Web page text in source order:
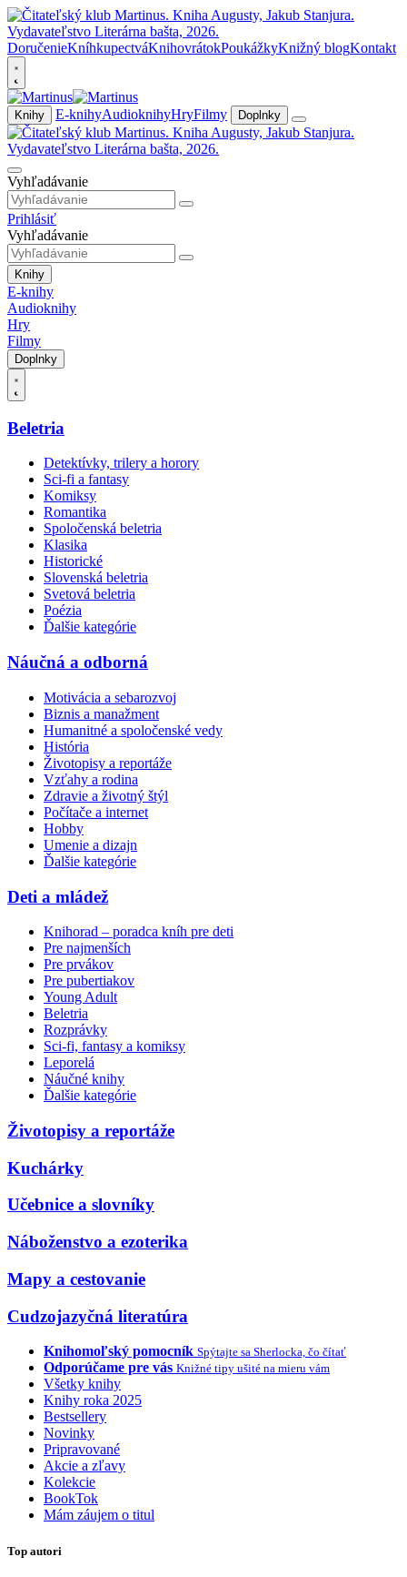
DoručenieKníhkupectváKnihovrátokPoukážkyKnižný blogKontakt
Knihy E-knihyAudioknihyHryFilmy Doplnky
Vyhľadávanie
Prihlásiť
Vyhľadávanie
Knihy
E-knihy
Audioknihy
Hry
Filmy
Doplnky
Beletria
Detektívky, trilery a horory
Sci-fi a fantasy
Komiksy
Romantika
Spoločenská beletria
Klasika
Historické
Slovenská beletria
Svetová beletria
Poézia
Ďalšie kategórie
Náučná a odborná
Motivácia a sebarozvoj
Biznis a manažment
Humanitné a spoločenské vedy
História
Životopisy a reportáže
Vzťahy a rodina
Zdravie a životný štýl
Počítače a internet
Hobby
Umenie a dizajn
Ďalšie kategórie
Deti a mládež
Knihorad – poradca kníh pre deti
Pre najmenších
Pre prvákov
Pre pubertiakov
Young Adult
Beletria
Rozprávky
Sci-fi, fantasy a komiksy
Leporelá
Náučné knihy
Ďalšie kategórie
Životopisy a reportáže
Kuchárky
Učebnice a slovníky
Náboženstvo a ezoterika
Mapy a cestovanie
Cudzojazyčná literatúra
Knihomoľský pomocník Spýtajte sa Sherlocka, čo čítať
Odporúčame pre vás Knižné tipy ušité na mieru vám
Všetky knihy
Knihy roka 2025
Bestsellery
Novinky
Pripravované
Akcie a zľavy
Kolekcie
BookTok
Mám záujem o titul
Top autori